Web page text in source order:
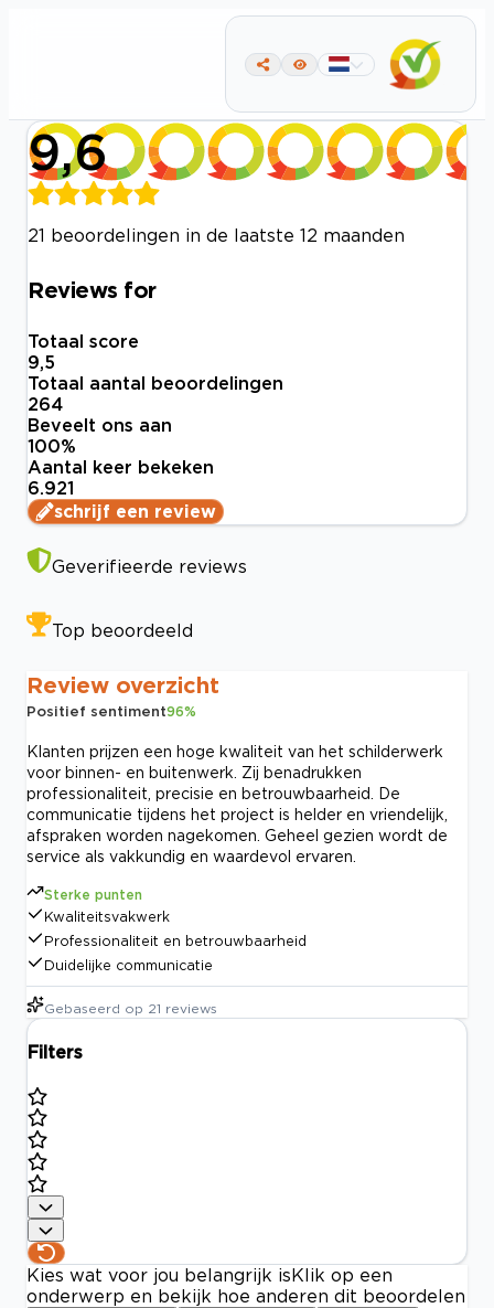
9,6
21 beoordelingen in de laatste 12 maanden
Reviews for
Totaal score
9,5
Totaal aantal beoordelingen
264
Beveelt ons aan
100%
Aantal keer bekeken
6.921
schrijf een review
Geverifieerde reviews
Top beoordeeld
Review overzicht
Positief sentiment96%
Klanten prijzen een hoge kwaliteit van het schilderwerk
voor binnen- en buitenwerk. Zij benadrukken
professionaliteit, precisie en betrouwbaarheid. De
communicatie tijdens het project is helder en vriendelijk,
afspraken worden nagekomen. Geheel gezien wordt de
service als vakkundig en waardevol ervaren.
Sterke punten
Kwaliteitsvakwerk
Professionaliteit en betrouwbaarheid
Duidelijke communicatie
Gebaseerd op 21 reviews
Filters
Kies wat voor jou belangrijk is Klik op een
onderwerp en bekijk hoe anderen dit beoordelen